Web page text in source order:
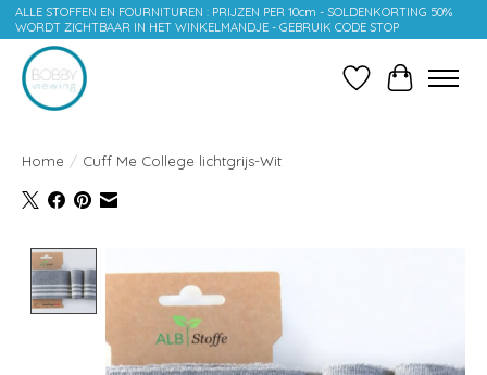
ALLE STOFFEN EN FOURNITUREN : PRIJZEN PER 10cm - SOLDENKORTING 50%
WORDT ZICHTBAAR IN HET WINKELMANDJE - GEBRUIK CODE STOP
Verlanglijst
Home / Cuff Me College lichtgrijs-Wit